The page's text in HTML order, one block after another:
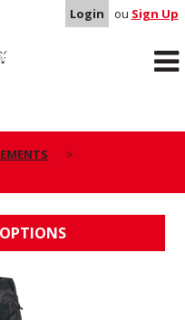
Login ou Sign Up